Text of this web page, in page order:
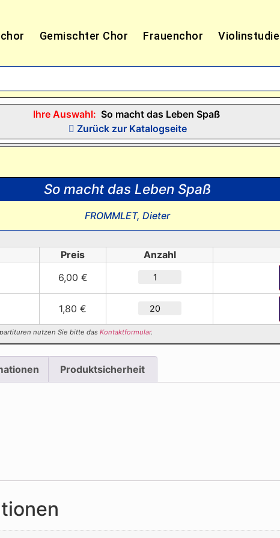
Gemischter Chor Frauenchor
Ihre Auswahl: So macht das Leben Spaß
Zurück zur Katalogseite
So macht das Leben Spaß
FROMMLET, Dieter
Preis
Anzahl
6,00 €
1,80 €
nutzen Sie bitte das Kontaktformular.
Produktsicherheit